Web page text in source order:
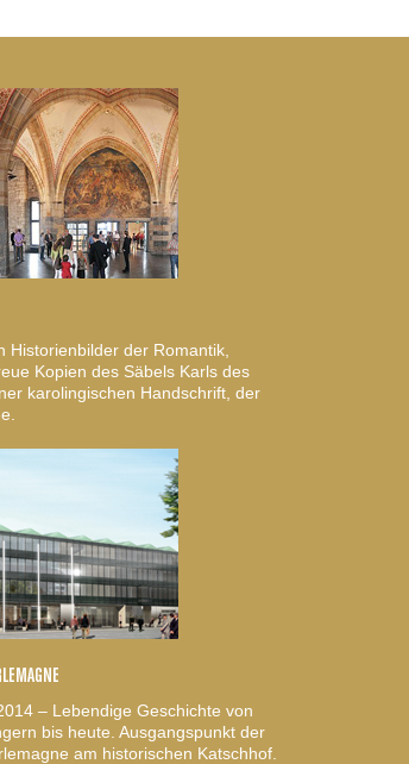
Historienbilder der Romantik,
Kopien des Säbels Karls des
karolingischen Handschrift, der
– Lebendige Geschichte von
bis heute. Ausgangspunkt der
am historischen Katschhof.